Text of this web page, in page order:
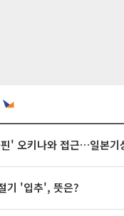
기 '입추', 뜻은?